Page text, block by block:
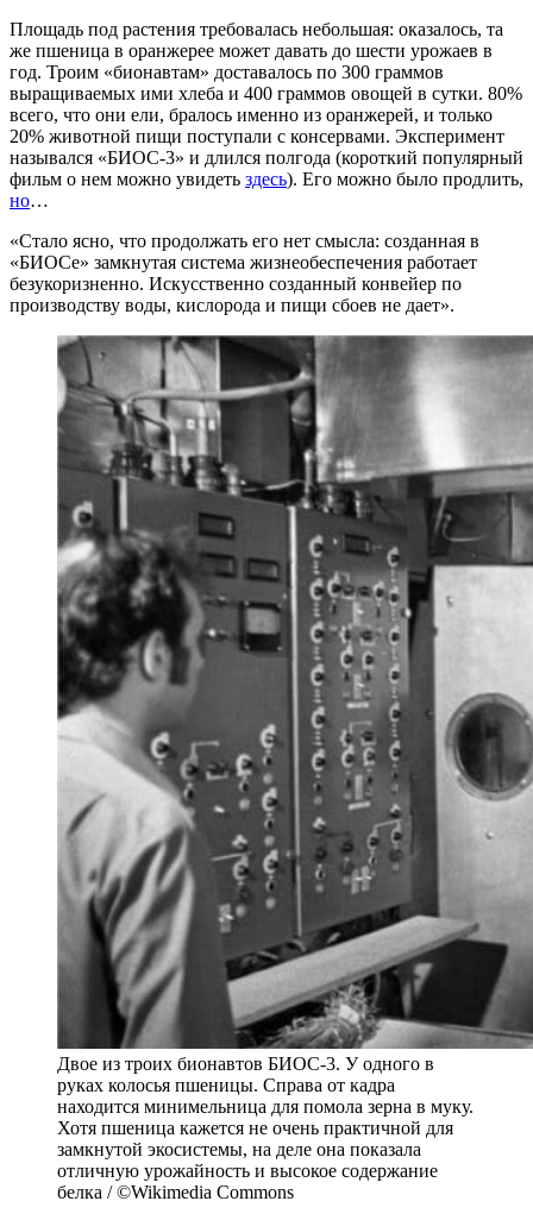
Площадь под растения требовалась небольшая: оказалось, та
же пшеница в оранжерее может давать до шести урожаев в
год. Троим «бионавтам» доставалось по 300 граммов
выращиваемых ими хлеба и 400 граммов овощей в сутки. 80%
всего, что они ели, бралось именно из оранжерей, и только
20% животной пищи поступали с консервами. Эксперимент
назывался «БИОС-3» и длился полгода (короткий популярный
фильм о нем можно увидеть здесь). Его можно было продлить,
но…
«Стало ясно, что продолжать его нет смысла: созданная в
«БИОСе» замкнутая система жизнеобеспечения работает
безукоризненно. Искусственно созданный конвейер по
производству воды, кислорода и пищи сбоев не дает».
Двое из троих бионавтов БИОС-3. У одного в
руках колосья пшеницы. Справа от кадра
находится минимельница для помола зерна в муку.
Хотя пшеница кажется не очень практичной для
замкнутой экосистемы, на деле она показала
отличную урожайность и высокое содержание
белка / ©Wikimedia Commons